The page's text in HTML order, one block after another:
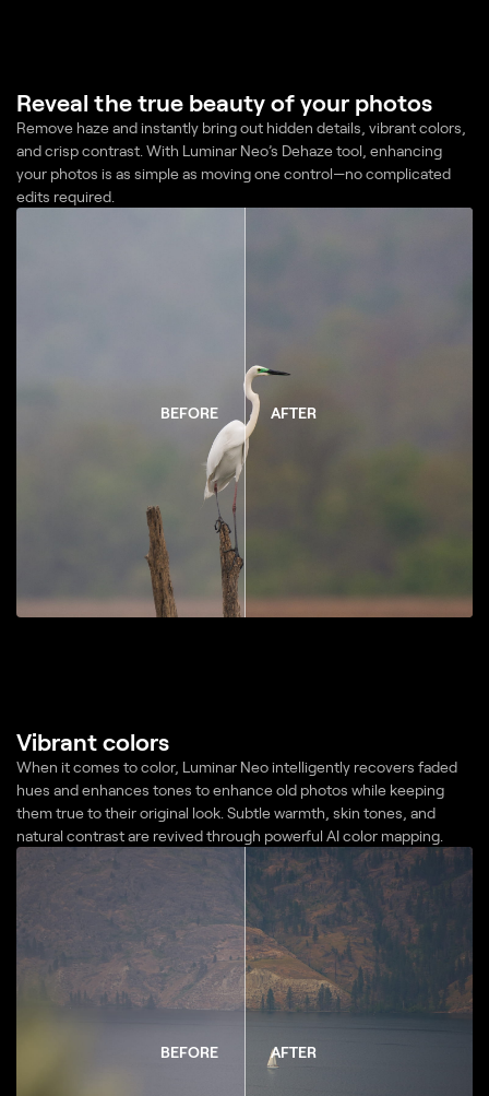
BEFORE AFTER
Reveal the true beauty of your photos
Remove haze and instantly bring out hidden details, vibrant colors,
and crisp contrast. With Luminar Neo’s Dehaze tool, enhancing
your photos is as simple as moving one control—no complicated
edits required.
BEFORE AFTER
Vibrant colors
When it comes to color, Luminar Neo intelligently recovers faded
hues and enhances tones to enhance old photos while keeping
them true to their original look. Subtle warmth, skin tones, and
natural contrast are revived through powerful AI color mapping.